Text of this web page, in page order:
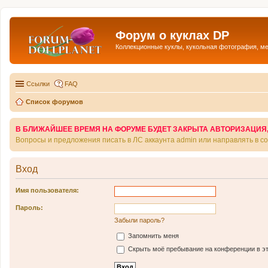
Форум о куклах DP
Коллекционные куклы, кукольная фотография,
Ссылки FAQ
Список форумов
В БЛИЖАЙШЕЕ ВРЕМЯ НА ФОРУМЕ БУДЕТ ЗАКРЫТА
Вопросы и предложения писать в ЛС аккаунта admin или направлять в
Вход
Имя пользователя:
Пароль:
Забыли пароль?
Запомнить меня
Скрыть моё пребывание на конференции в